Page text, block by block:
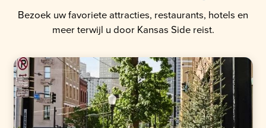
Bezoek uw favoriete attracties, restaurants, hotels en
meer terwijl u door Kansas Side reist.